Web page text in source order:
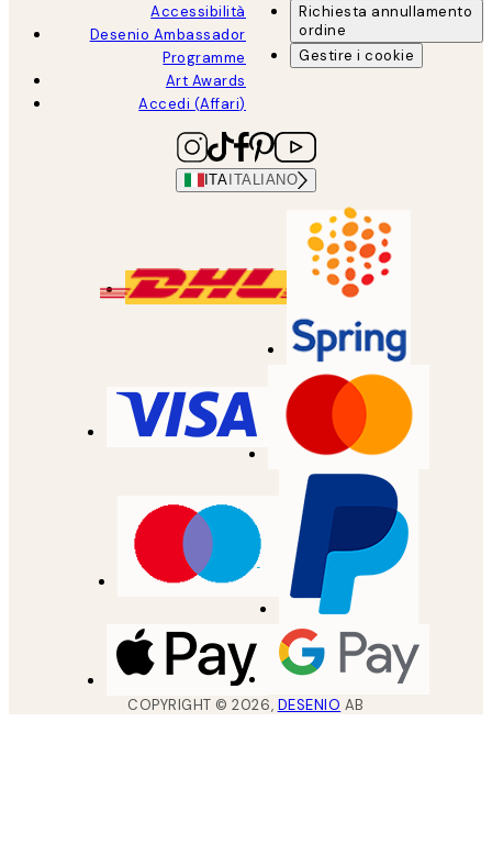
Accessibilità
Desenio Ambassador
Programme
Art Awards
Accedi (Affari)
Richiesta annullamento
ordine
Gestire i cookie
ITA ITALIANO
COPYRIGHT ©2026, DESENIO AB